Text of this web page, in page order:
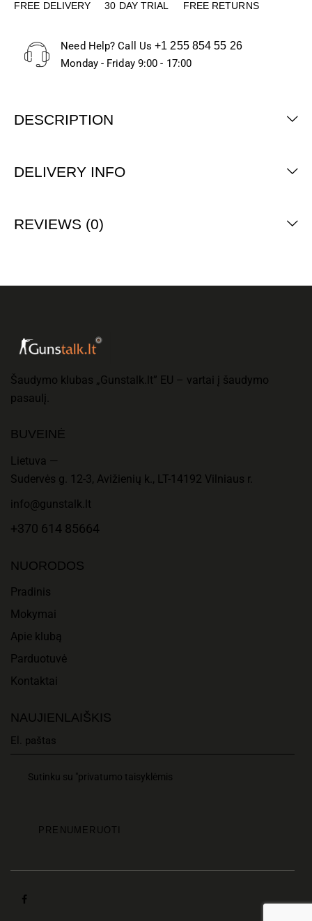
FREE DELIVERY 30 DAY TRIAL FREE RETURNS
Need Help? Call Us+1 255 854 55 26
Monday - Friday 9:00 - 17:00
DESCRIPTION
DELIVERY INFO
REVIEWS (0)
Šaudymo klubas „Gunstalk.lt” EU – vartai į šaudymo
pasaulį.
BUVEINĖ
Lietuva —
Sudervės g. 12-3, Avižienių k., LT-14192 Vilniaus r.
info@gunstalk.lt
+370 614 85664
NUORODOS
Pradinis
Mokymai
Apie klubą
Parduotuvė
Kontaktai
NAUJIENLAIŠKIS
Sutinku su "privatumo taisyklėmis